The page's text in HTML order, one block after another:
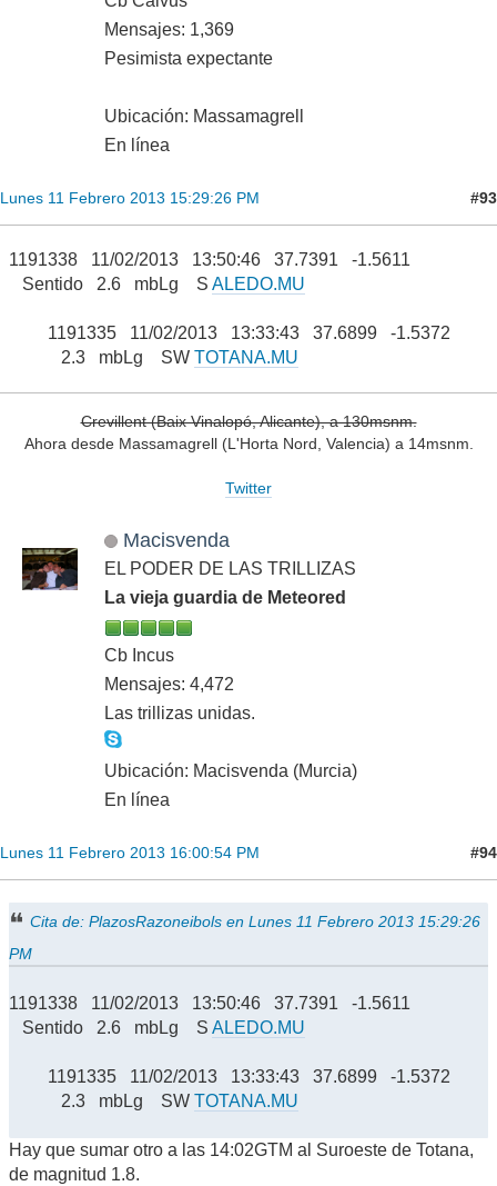
Mensajes: 1,369
Pesimista expectante
Ubicación: Massamagrell
En línea
Lunes 11 Febrero 2013 15:29:26 PM #93
1191338 11/02/2013 13:50:46 37.7391 -1.5611
Sentido 2.6 mbLg S ALEDO.MU
1191335 11/02/2013 13:33:43 37.6899 -1.5372
2.3 mbLg SW TOTANA.MU
Crevillent (Baix Vinalopó, Alicante), a 130msnm.
Ahora desde Massamagrell (L'Horta Nord, Valencia) a 14msnm.
Twitter
Macisvenda
EL PODER DE LAS TRILLIZAS
La vieja guardia de Meteored
Cb Incus
Mensajes: 4,472
Las trillizas unidas.
Ubicación: Macisvenda (Murcia)
En línea
Lunes 11 Febrero 2013 16:00:54 PM #94
Cita de: PlazosRazoneibols en Lunes 11 Febrero 2013 15:29:26
PM
1191338 11/02/2013 13:50:46 37.7391 -1.5611
Sentido 2.6 mbLg S ALEDO.MU
1191335 11/02/2013 13:33:43 37.6899 -1.5372
2.3 mbLg SW TOTANA.MU
Hay que sumar otro a las 14:02GTM al Suroeste de Totana,
de magnitud 1.8.